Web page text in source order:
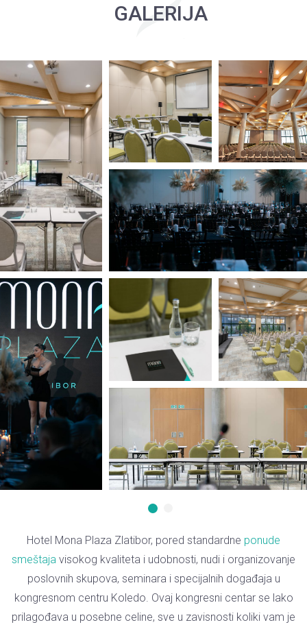
GALERIJA
1
Hotel Mona Plaza Zlatibor, pored standardne ponude
smeštaja visokog kvaliteta i udobnosti, nudi i organizovanje
poslovnih skupova, seminara i specijalnih događaja u
kongresnom centru Koledo. Ovaj kongresni centar se lako
prilagođava u posebne celine, sve u zavisnosti koliki vam je